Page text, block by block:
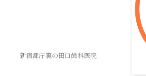
新宿都庁裏の田口歯科医院